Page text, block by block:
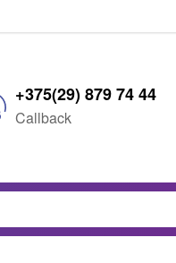
+375(29) 879 74 44
Callback